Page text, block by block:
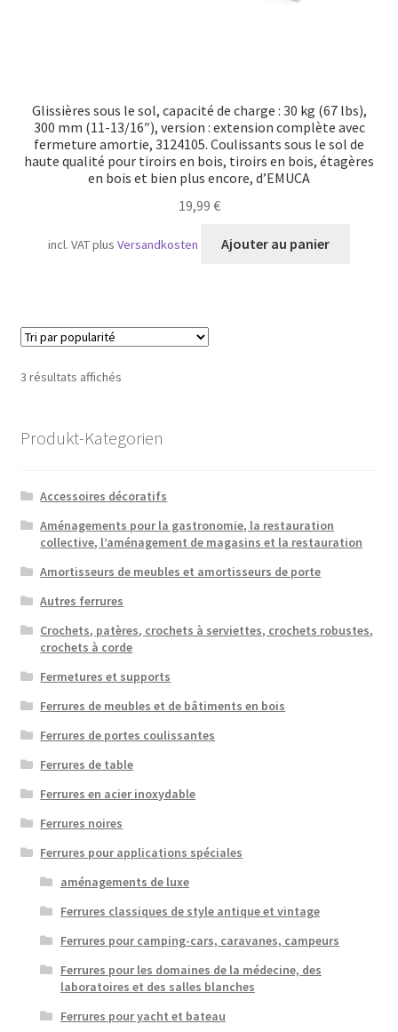
Glissières sous le sol, capacité de charge : 30 kg (67 lbs),
300 mm (11-13/16″), version : extension complète avec
fermeture amortie, 3124105. Coulissants sous le sol de
haute qualité pour tiroirs en bois, tiroirs en bois, étagères
en bois et bien plus encore, d’EMUCA
19,99 €
incl. VATplusVersandkosten Ajouter au panier
3 résultats affichésTrié
Produkt-Kategorien
Accessoires décoratifs
Aménagements pour la gastronomie, la restauration
collective, l’aménagement de magasins et la restauration
Amortisseurs de meubles et amortisseurs de porte
Autres ferrures
Crochets, patères, crochets à serviettes, crochets robustes,
crochets à corde
Fermetures et supports
Ferrures de meubles et de bâtiments en bois
Ferrures de portes coulissantes
Ferrures de table
Ferrures en acier inoxydable
Ferrures noires
Ferrures pour applications spéciales
aménagements de luxe
Ferrures classiques de style antique et vintage
Ferrures pour camping-cars, caravanes, campeurs
Ferrures pour les domaines de la médecine, des
laboratoires et des salles blanches
Ferrures pour yacht et bateau